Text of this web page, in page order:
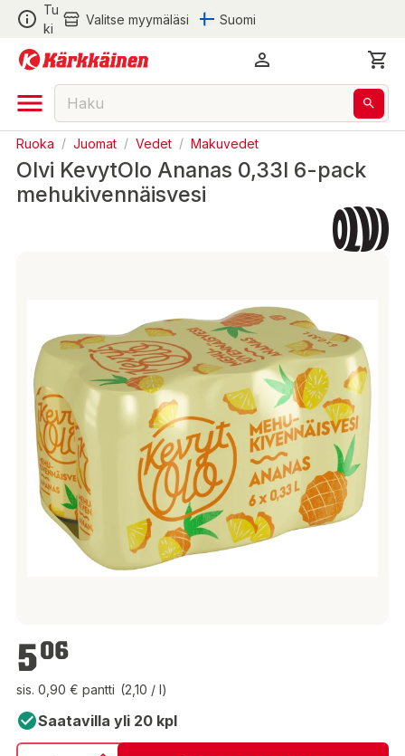
Tu
ki
Valitse myymäläsi Suomi
Ruoka / Juomat / Vedet / Makuvedet
Olvi KevytOlo Ananas 0,33l 6-pack
mehukivennäisvesi
5,06 €
506
sis. 0,90 € pantti (2,10 / l)
Saatavilla yli 20 kpl